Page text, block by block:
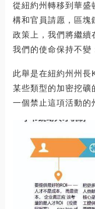
從紐約州轉移到華盛
構和官員請愿，區塊
政策上，我們將繼續
我們的使命保持不變
此舉是在紐約州州
某些類型的加密挖礦
一個禁止這項活動